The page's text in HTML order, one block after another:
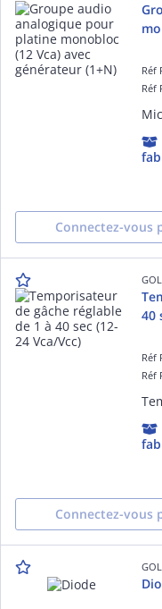
Réf
Réf
Connectez-vous
40
Réf
Réf
Connectez-vous